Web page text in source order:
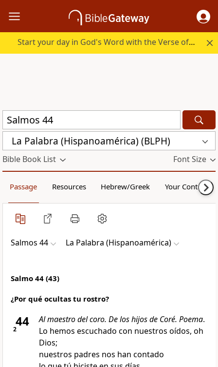
Start your day in God's Word with the Verse of the Day.
La Palabra (Hispanoamérica) (BLPH)
Bible Book List Font Size
Passage Resources Hebrew/Greek Your Content
Salmos 44 La Palabra (Hispanoamérica)
Salmo 44 (43)
¿Por qué ocultas tu rostro?
44 Al maestro del coro. De los hijos de Coré. Poema.
2
Lo hemos escuchado con nuestros oídos, oh
Dios;
nuestros padres nos han contado